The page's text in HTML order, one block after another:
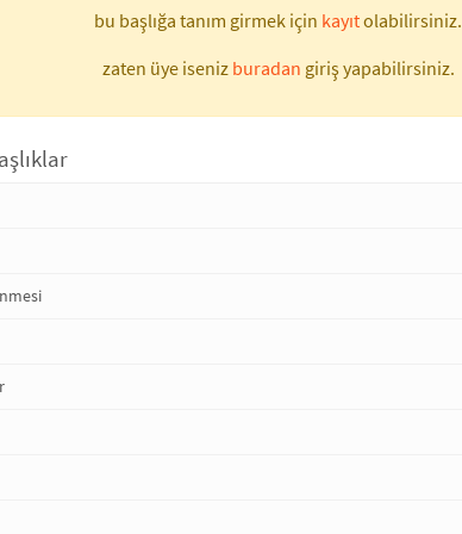
bu başlığa tanım girmek için kayıtolabilirsiniz.
zaten üye iseniz buradan giriş yapabilirsiniz.